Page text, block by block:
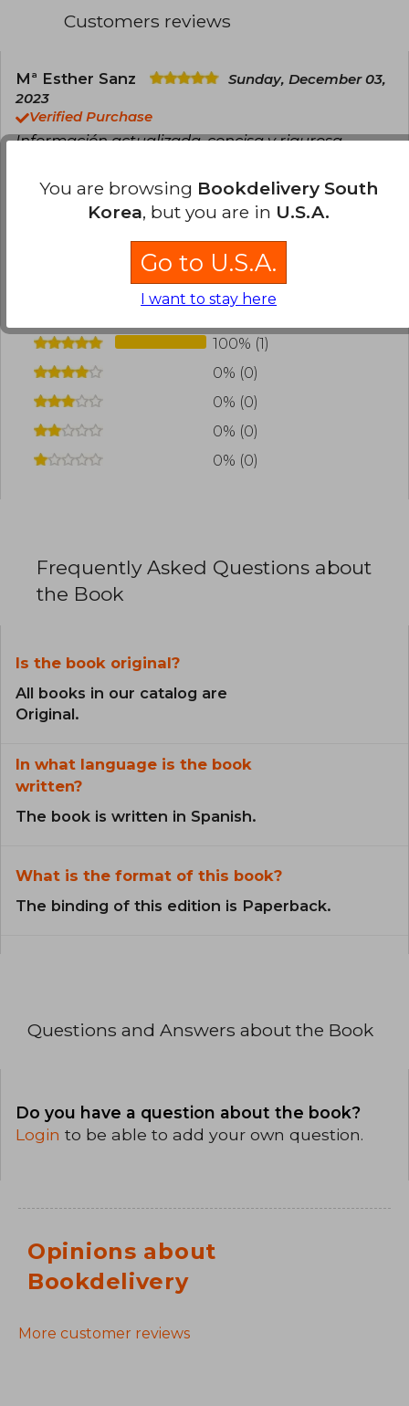
Customers reviews
Mª Esther Sanz
Sunday, December 03,
2023
Verified Purchase
Información actualizada, concisa y rigurosa
This review is useful 0 It is not useful
Have you read this book? Login to add your
100% (1)
0% (0)
0% (0)
0% (0)
0% (0)
Frequently Asked Questions about
the Book
Is the book original?
All books in our catalog are
Original.
In what language is the book
written?
The book is written in Spanish.
What is the format of this book?
The binding of this edition is Paperback.
Questions and Answers about the Book
Do you have a question about the book?
Login to be able to add your own question.
Opinions about
Bookdelivery
More customer reviews
You are browsing Bookdelivery South
Korea, but you are in U.S.A.
Go to U.S.A.
I want to stay here